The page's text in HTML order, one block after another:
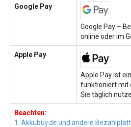
Google Pay
Google Pay –
online oder im
Apple Pay
Apple Pay ist
funktioniert mit
Sie täglich
Beachten:
1. Akkubuy.de und andere